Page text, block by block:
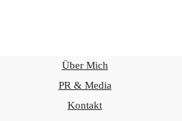
Über Mich
PR & Media
Kontakt